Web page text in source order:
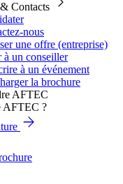
Contacts
nous
une offre (entreprise)
à un conseiller
à un événement
la brochure
AFTEC ?